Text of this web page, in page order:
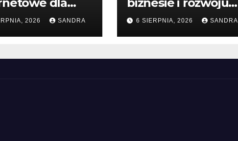
wiedzy
2026 SANDRA
firmy
6 SIERPNIA, 2026 SANDRA